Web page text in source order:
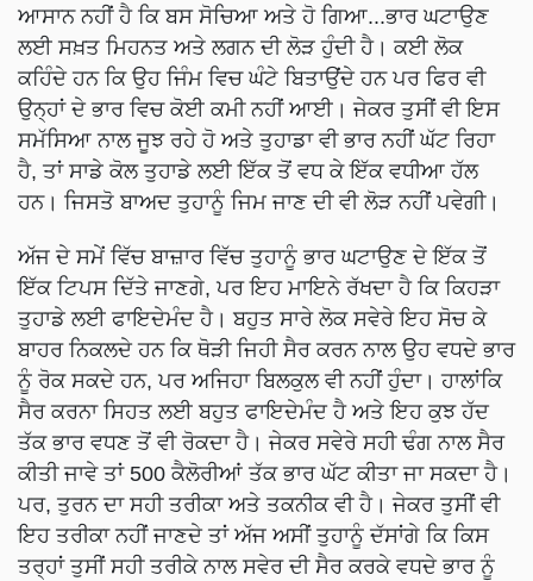
ਆਸਾਨ ਨਹੀਂ ਹੈ ਕਿ ਬਸ ਸੋਚਿਆ ਅਤੇ ਹੋ ਗਿਆ...ਭਾਰ ਘਟਾਉਣ
ਲਈ ਸਖ਼ਤ ਮਿਹਨਤ ਅਤੇ ਲਗਨ ਦੀ ਲੋੜ ਹੁੰਦੀ ਹੈ। ਕਈ ਲੋਕ
ਕਹਿੰਦੇ ਹਨ ਕਿ ਉਹ ਜਿੰਮ ਵਿਚ ਘੰਟੇ ਬਿਤਾਉਂਦੇ ਹਨ ਪਰ ਫਿਰ ਵੀ
ਉਨ੍ਹਾਂ ਦੇ ਭਾਰ ਵਿਚ ਕੋਈ ਕਮੀ ਨਹੀਂ ਆਈ। ਜੇਕਰ ਤੁਸੀਂ ਵੀ ਇਸ
ਸਮੱਸਿਆ ਨਾਲ ਜੂਝ ਰਹੇ ਹੋ ਅਤੇ ਤੁਹਾਡਾ ਵੀ ਭਾਰ ਨਹੀਂ ਘੱਟ ਰਿਹਾ
ਹੈ, ਤਾਂ ਸਾਡੇ ਕੋਲ ਤੁਹਾਡੇ ਲਈ ਇੱਕ ਤੋਂ ਵਧ ਕੇ ਇੱਕ ਵਧੀਆ ਹੱਲ
ਹਨ। ਜਿਸਤੋ ਬਾਅਦ ਤੁਹਾਨੂੰ ਜਿਮ ਜਾਣ ਦੀ ਵੀ ਲੋੜ ਨਹੀਂ ਪਵੇਗੀ।
ਅੱਜ ਦੇ ਸਮੇਂ ਵਿੱਚ ਬਾਜ਼ਾਰ ਵਿੱਚ ਤੁਹਾਨੂੰ ਭਾਰ ਘਟਾਉਣ ਦੇ ਇੱਕ ਤੋਂ
ਇੱਕ ਟਿਪਸ ਦਿੱਤੇ ਜਾਣਗੇ, ਪਰ ਇਹ ਮਾਇਨੇ ਰੱਖਦਾ ਹੈ ਕਿ ਕਿਹੜਾ
ਤੁਹਾਡੇ ਲਈ ਫਾਇਦੇਮੰਦ ਹੈ। ਬਹੁਤ ਸਾਰੇ ਲੋਕ ਸਵੇਰੇ ਇਹ ਸੋਚ ਕੇ
ਬਾਹਰ ਨਿਕਲਦੇ ਹਨ ਕਿ ਥੋੜੀ ਜਿਹੀ ਸੈਰ ਕਰਨ ਨਾਲ ਉਹ ਵਧਦੇ ਭਾਰ
ਨੂੰ ਰੋਕ ਸਕਦੇ ਹਨ, ਪਰ ਅਜਿਹਾ ਬਿਲਕੁਲ ਵੀ ਨਹੀਂ ਹੁੰਦਾ। ਹਾਲਾਂਕਿ
ਸੈਰ ਕਰਨਾ ਸਿਹਤ ਲਈ ਬਹੁਤ ਫਾਇਦੇਮੰਦ ਹੈ ਅਤੇ ਇਹ ਕੁਝ ਹੱਦ
ਤੱਕ ਭਾਰ ਵਧਣ ਤੋਂ ਵੀ ਰੋਕਦਾ ਹੈ। ਜੇਕਰ ਸਵੇਰੇ ਸਹੀ ਢੰਗ ਨਾਲ ਸੈਰ
ਕੀਤੀ ਜਾਵੇ ਤਾਂ 500 ਕੈਲੋਰੀਆਂ ਤੱਕ ਭਾਰ ਘੱਟ ਕੀਤਾ ਜਾ ਸਕਦਾ ਹੈ।
ਪਰ, ਤੁਰਨ ਦਾ ਸਹੀ ਤਰੀਕਾ ਅਤੇ ਤਕਨੀਕ ਵੀ ਹੈ। ਜੇਕਰ ਤੁਸੀਂ ਵੀ
ਇਹ ਤਰੀਕਾ ਨਹੀਂ ਜਾਣਦੇ ਤਾਂ ਅੱਜ ਅਸੀਂ ਤੁਹਾਨੂੰ ਦੱਸਾਂਗੇ ਕਿ ਕਿਸ
ਤਰ੍ਹਾਂ ਤੁਸੀਂ ਸਹੀ ਤਰੀਕੇ ਨਾਲ ਸਵੇਰ ਦੀ ਸੈਰ ਕਰਕੇ ਵਧਦੇ ਭਾਰ ਨੂੰ